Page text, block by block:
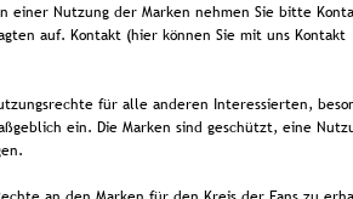
einer Nutzung der Marken nehmen Sie bitte
auf. Kontakt (hier können Sie mit uns Kontakt
für alle anderen Interessierten,
ein. Die Marken sind geschützt, eine